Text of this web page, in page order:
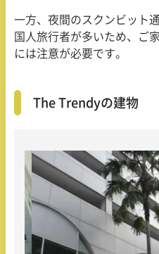
一方、夜間のスクンビット
国人旅行者が多いため、ご
には注意が必要です。
The Trendyの建物